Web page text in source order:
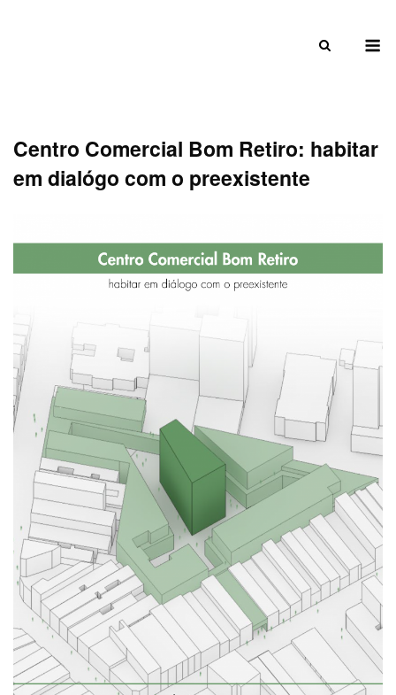
Centro Comercial Bom Retiro: habitar
em dialógo com o preexistente